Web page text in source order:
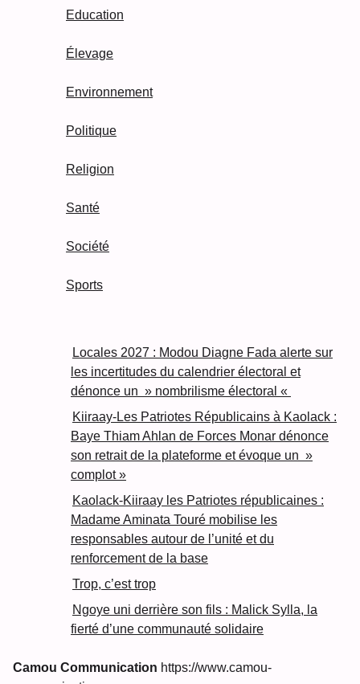
Education
Élevage
Environnement
Politique
Religion
Santé
Société
Sports
Locales 2027 : Modou Diagne Fada alerte sur
les incertitudes du calendrier électoral et
dénonce un » nombrilisme électoral «
Kiiraay-Les Patriotes Républicains à Kaolack :
Baye Thiam Ahlan de Forces Monar dénonce
son retrait de la plateforme et évoque un »
complot »
Kaolack-Kiiraay les Patriotes républicaines :
Madame Aminata Touré mobilise les
responsables autour de l’unité et du
renforcement de la base
Trop, c’est trop
Ngoye uni derrière son fils : Malick Sylla, la
fierté d’une communauté solidaire
Camou Communication https://www.camou-